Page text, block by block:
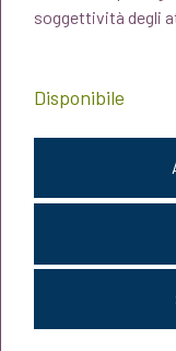
soggettività degli
Disponibile